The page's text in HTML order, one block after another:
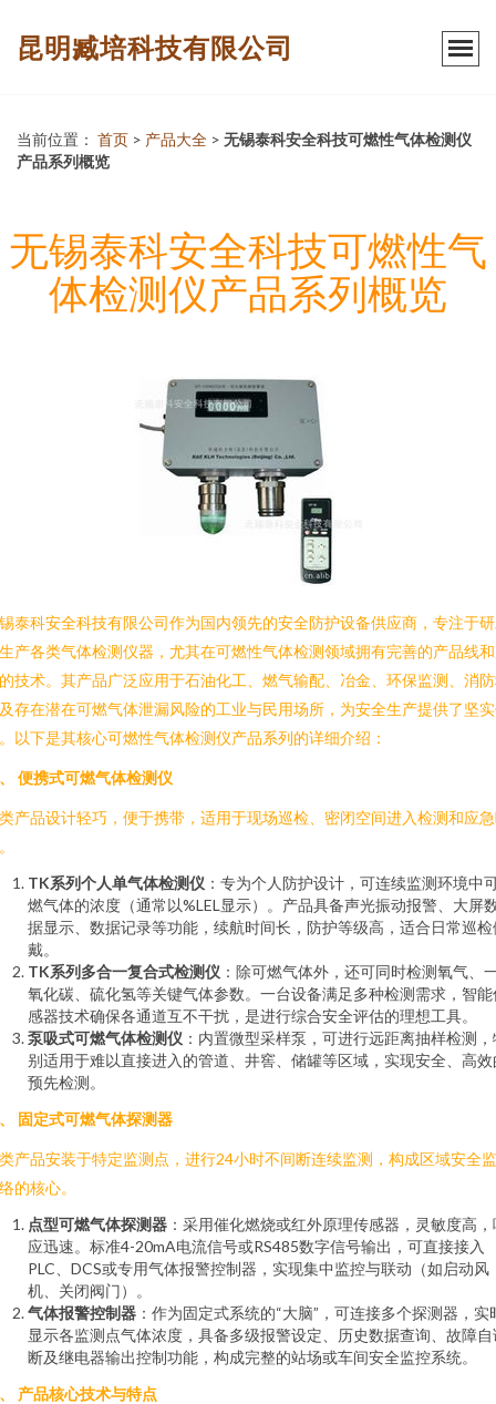
昆明臧培科技有限公司
当前位置： 首页 > 产品大全 > 无锡泰科安全科技可燃性气体检测仪
产品系列概览
无锡泰科安全科技可燃性气
体检测仪产品系列概览
泰科安全科技有限公司作为国内领先的安全防护设备供应商，专注于
产各类气体检测仪器，尤其在可燃性气体检测领域拥有完善的产品线
技术。其产品广泛应用于石油化工、燃气输配、冶金、环保监测、消
存在潜在可燃气体泄漏风险的工业与民用场所，为安全生产提供了坚
以下是其核心可燃性气体检测仪产品系列的详细介绍：
便携式可燃气体检测仪
产品设计轻巧，便于携带，适用于现场巡检、密闭空间进入检测和应
TK系列个人单气体检测仪 ：专为个人防护设计，可连续监测环境中
燃气体的浓度（通常以%LEL显示）。产品具备声光振动报警、大屏
据显示、数据记录等功能，续航时间长，防护等级高，适合日常巡检
戴。
TK系列多合一复合式检测仪 ：除可燃气体外，还可同时检测氧气、
氧化碳、硫化氢等关键气体参数。一台设备满足多种检测需求，智能
感器技术确保各通道互不干扰，是进行综合安全评估的理想工具。
泵吸式可燃气体检测仪 ：内置微型采样泵，可进行远距离抽样检测
别适用于难以直接进入的管道、井窖、储罐等区域，实现安全、高效
预先检测。
固定式可燃气体探测器
产品安装于特定监测点，进行24小时不间断连续监测，构成区域安全
的核心。
点型可燃气体探测器 ：采用催化燃烧或红外原理传感器，灵敏度高
应迅速。标准4-20mA电流信号或RS485数字信号输出，可直接接入
PLC、DCS或专用气体报警控制器，实现集中监控与联动（如启动风
机、关闭阀门）。
气体报警控制器 ：作为固定式系统的“大脑”，可连接多个探测器，实
显示各监测点气体浓度，具备多级报警设定、历史数据查询、故障自
断及继电器输出控制功能，构成完整的站场或车间安全监控系统。
产品核心技术与特点